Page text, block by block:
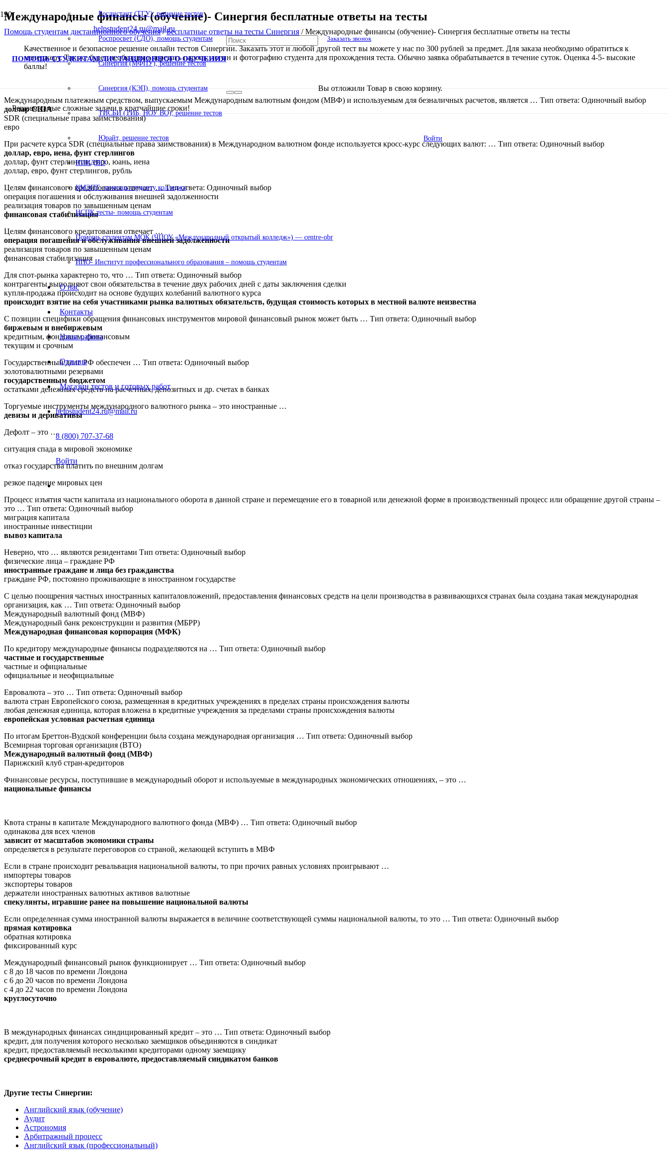
helpstudent24.ru@mail.ru
ПОМОЩЬ СТУДЕНТАМ ДИСТАНЦИОННОГО ОБУЧЕНИЯ
Решаем самые сложные задачи в кратчайшие сроки!
В списке найденных результатов используйте стрелки вверх и вниз для выбора
Заказать звонок
Вы отложили Товар в свою корзину.
Войти
Росдистант (ТГУ), решение тестов
Роспросвет (СДО), помощь студентам
Синергия (МФПУ), решение тестов
Синергия (КЭП), помощь студентам
ТИСБИ (ТИБ, НОУ ВО), решение тестов
Юрайт, решение тестов
НИИДПО
КМЭПТ- помощь студенту колледжа
НСПК тесты- помощь студентам
Помощь студентам МОК (ЧПОУ «Международный открытый колледж») — centre-obr
ИПО- Институт профессионального образования – помощь студентам
О нас
Контакты
Наша работа
Отзывы
Магазин тестов и готовых работ
helpstudent24.ru@mail.ru
8 (800) 707-37-68
Войти
Международные финансы (обучение)- Синергия бесплатные ответы на тесты
Помощь студентам дистанционного обучения/Бесплатные ответы на тесты Синергия /Международные финансы (обучение)- Синергия бесплатные ответы на тесты
Качественное и безопасное решение онлайн тестов Синергии. Заказать этот и любой другой тест вы можете у нас по 300 рублей за предмет. Для заказа необходимо обратиться к
менеджеру. Так же будет необходимо передать пароль, логин и фотографию студента для прохождения теста. Обычно заявка обрабатывается в течение суток. Оценка 4-5- высокие
баллы!
Международным платежным средством, выпускаемым Международным валютным фондом (МВФ) и используемым для безналичных расчетов, является … Тип ответа: Одиночный выбор
доллар США
SDR (специальные права заимствования)
евро
При расчете курса SDR (специальные права заимствования) в Международном валютном фонде используется кросс-курс следующих валют: … Тип ответа: Одиночный выбор
доллар, евро, иена, фунт стерлингов
доллар, фунт стерлингов, евро, юань, иена
доллар, евро, фунт стерлингов, рубль
Целям финансового кредитования отвечает … Тип ответа: Одиночный выбор
операция погашения и обслуживания внешней задолженности
реализация товаров по завышенным ценам
финансовая стабилизация
Целям финансового кредитования отвечает …
операция погашения и обслуживания внешней задолженности
реализация товаров по завышенным ценам
финансовая стабилизация
Для спот-рынка характерно то, что … Тип ответа: Одиночный выбор
контрагенты выполняют свои обязательства в течение двух рабочих дней с даты заключения сделки
купля-продажа происходит на основе будущих колебаний валютного курса
происходит взятие на себя участниками рынка валютных обязательств, будущая стоимость которых в местной валюте неизвестна
С позиции специфики обращения финансовых инструментов мировой финансовый рынок может быть … Тип ответа: Одиночный выбор
биржевым и внебиржевым
кредитным, фондовым, финансовым
текущим и срочным
Государственный долг РФ обеспечен … Тип ответа: Одиночный выбор
золотовалютными резервами
государственным бюджетом
остатками денежных средств на расчетных, депозитных и др. счетах в банках
Торгуемые инструменты международного валютного рынка – это иностранные …
девизы и деривативы
Дефолт – это …
ситуация спада в мировой экономике
отказ государства платить по внешним долгам
резкое падение мировых цен
Процесс изъятия части капитала из национального оборота в данной стране и перемещение его в товарной или денежной форме в производственный процесс или обращение другой страны –
это … Тип ответа: Одиночный выбор
миграция капитала
иностранные инвестиции
вывоз капитала
Неверно, что … являются резидентами Тип ответа: Одиночный выбор
физические лица – граждане РФ
иностранные граждане и лица без гражданства
граждане РФ, постоянно проживающие в иностранном государстве
С целью поощрения частных иностранных капиталовложений, предоставления финансовых средств на цели производства в развивающихся странах была создана такая международная
организация, как … Тип ответа: Одиночный выбор
Международный валютный фонд (МВФ)
Международный банк реконструкции и развития (МБРР)
Международная финансовая корпорация (МФК)
По кредитору международные финансы подразделяются на … Тип ответа: Одиночный выбор
частные и государственные
частные и официальные
официальные и неофициальные
Евровалюта – это … Тип ответа: Одиночный выбор
валюта стран Европейского союза, размещенная в кредитных учреждениях в пределах страны происхождения валюты
любая денежная единица, которая вложена в кредитные учреждения за пределами страны происхождения валюты
европейская условная расчетная единица
По итогам Бреттон-Вудской конференции была создана международная организация … Тип ответа: Одиночный выбор
Всемирная торговая организация (ВТО)
Международный валютный фонд (МВФ)
Парижский клуб стран-кредиторов
Финансовые ресурсы, поступившие в международный оборот и используемые в международных экономических отношениях, – это …
национальные финансы
Квота страны в капитале Международного валютного фонда (МВФ) … Тип ответа: Одиночный выбор
одинакова для всех членов
зависит от масштабов экономики страны
определяется в результате переговоров со страной, желающей вступить в МВФ
Если в стране происходит ревальвация национальной валюты, то при прочих равных условиях проигрывают …
импортеры товаров
экспортеры товаров
держатели иностранных валютных активов валютные
спекулянты, игравшие ранее на повышение национальной валюты
Если определенная сумма иностранной валюты выражается в величине соответствующей суммы национальной валюты, то это … Тип ответа: Одиночный выбор
прямая котировка
обратная котировка
фиксированный курс
Международный финансовый рынок функционирует … Тип ответа: Одиночный выбор
с 8 до 18 часов по времени Лондона
с 6 до 20 часов по времени Лондона
с 4 до 22 часов по времени Лондона
круглосуточно
В международных финансах синдицированный кредит – это … Тип ответа: Одиночный выбор
кредит, для получения которого несколько заемщиков объединяются в синдикат
кредит, предоставляемый несколькими кредиторами одному заемщику
среднесрочный кредит в евровалюте, предоставляемый синдикатом банков
Другие тесты Синергии:
Английский язык (обучение)
Аудит
Астрономия
Арбитражный процесс
Английский язык (профессиональный)